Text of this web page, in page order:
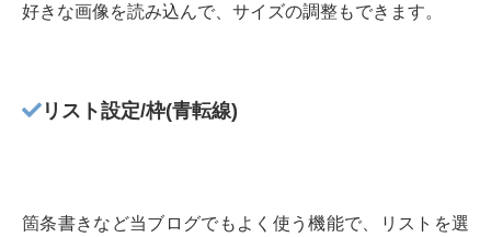
好きな画像を読み込んで、サイズの調整もできます。
リスト設定/枠(青転線)
箇条書きなど当ブログでもよく使う機能で、リストを選